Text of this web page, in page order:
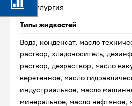
металлургия
Типы жидкостей
Вода, конденсат, масло
раствор, хладоноситель,
раствор, дезраствор, масло
веретенное, масло
индустриальное, масло
минеральное, масло нефтяное,